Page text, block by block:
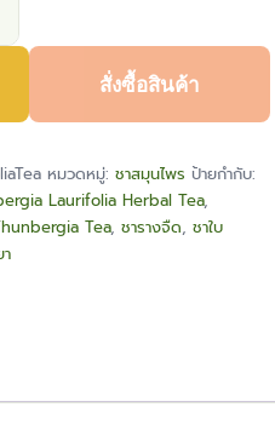
สั่งซื้อสินค้า
หมวดหมู่: ชาสมุนไพร ป้ายกำกับ:
Laurifolia Herbal Tea,
Tea, ชารางจืด, ชาใบ